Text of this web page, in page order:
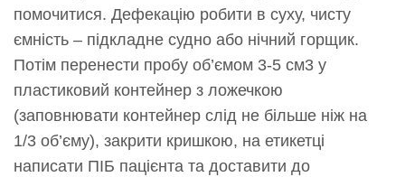
помочитися. Дефекацію робити в суху, чисту
ємність – підкладне судно або нічний горщик.
Потім перенести пробу об’ємом 3-5 см3 у
пластиковий контейнер з ложечкою
(заповнювати контейнер слід не більше ніж на
1/3 об’єму), закрити кришкою, на етикетці
написати ПІБ пацієнта та доставити до